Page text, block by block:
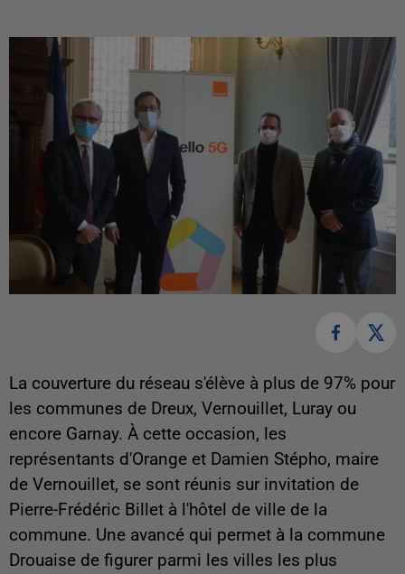
La couverture du réseau s'élève à plus de 97% pour
les communes de Dreux, Vernouillet, Luray ou
encore Garnay. À cette occasion, les
représentants d'Orange et Damien Stépho, maire
de Vernouillet, se sont réunis sur invitation de
Pierre-Frédéric Billet à l'hôtel de ville de la
commune. Une avancé qui permet à la commune
Drouaise de figurer parmi les villes les plus